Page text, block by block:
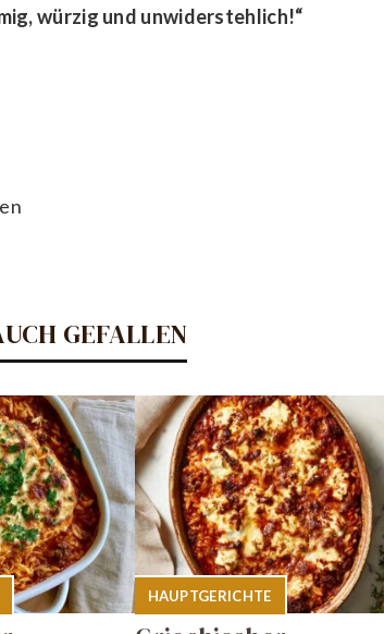
würzig und unwiderstehlich!“
GEFALLEN
HAUPTGERICHTE